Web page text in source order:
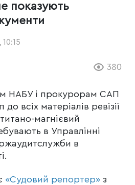
показують
380
НАБУ і прокурорам САП
всіх матеріалів ревізії
магнієвий
в Управлінні
в
«Судовий репортер» з